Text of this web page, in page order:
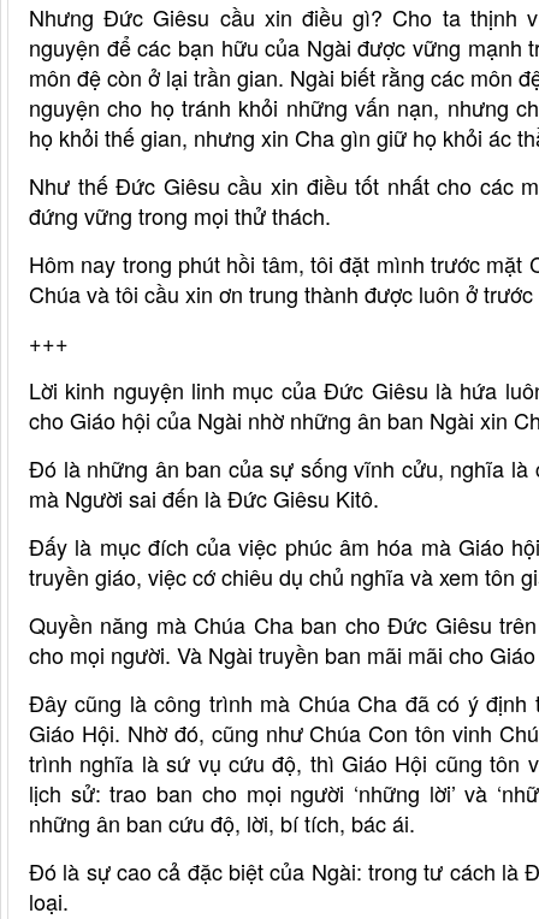
Nhưng Đức Giêsu cầu xin điều gì? Cho ta thịnh
nguyện để các bạn hữu của Ngài được vững
môn đệ còn ở lại trần gian. Ngài biết rằng các môn
nguyện cho họ tránh khỏi những vấn nạn, nhưng
họ khỏi thế gian, nhưng xin Cha gìn giữ họ khỏi ác
Như thế Đức Giêsu cầu xin điều tốt nhất cho các
đứng vững trong mọi thử thách.
Hôm nay trong phút hồi tâm, tôi đặt mình trước mặt
Chúa và tôi cầu xin ơn trung thành được luôn ở
+++
Lời kinh nguyện linh mục của Đức Giêsu là hứa
cho Giáo hội của Ngài nhờ những ân ban Ngài xin
Đó là những ân ban của sự sống vĩnh cửu, nghĩa
mà Người sai đến là Đức Giêsu Kitô.
Đấy là mục đích của việc phúc âm hóa mà Giáo
truyền giáo, việc cớ chiêu dụ chủ nghĩa và xem tôn
Quyền năng mà Chúa Cha ban cho Đức Giêsu
cho mọi người. Và Ngài truyền ban mãi mãi cho
Đây cũng là công trình mà Chúa Cha đã có ý
Giáo Hội. Nhờ đó, cũng như Chúa Con tôn vinh
trình nghĩa là sứ vụ cứu độ, thì Giáo Hội cũng tôn
lịch sử: trao ban cho mọi người ‘những lời’ và
những ân ban cứu độ, lời, bí tích, bác ái.
Đó là sự cao cả đặc biệt của Ngài: trong tư cách là
loại.